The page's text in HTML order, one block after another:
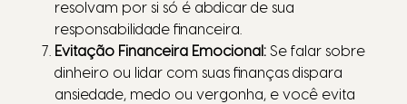
resolvam por si só é abdicar de sua
responsabilidade financeira.
Evitação Financeira Emocional: Se falar sobre
dinheiro ou lidar com suas finanças dispara
ansiedade, medo ou vergonha, e você evita